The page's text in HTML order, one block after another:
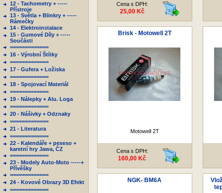
12 - Tachometry + -----
Přístroje
13 - Světla + Blinkry + -----
Rámečky
14 - Elektroinstalace
15 - Gumové Díly + -----
Součásti
=============
16 - Výrobní Štítky
=============
17 - Gufera + Ložiska
=============
18 - Spojovací Materiál
=============
19 - Nálepky + Alu. Loga
=============
20 - Nášivky + Odznaky
=============
21 - Literatura
=============
22 - Kalendáře + pexeso +
karetní hry Jawa, ČZ
=============
23 - Modely Auto-Moto -----+
Přívěšky
=============
24 - Kovové Obrazy 3D Efekt
=============
Cena s DPH:
25,00 Kč
Brisk - Motowell 2T
Motowell 2T
Cena s DPH:
160,00 Kč
NGK- BM6A